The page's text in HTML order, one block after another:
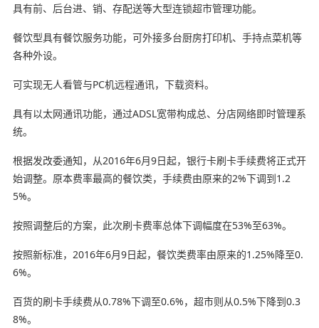
具有前、后台进、销、存配送等大型连锁超市管理功能。
餐饮型具有餐饮服务功能，可外接多台厨房打印机、手持点菜机等
各种外设。
可实现无人看管与PC机远程通讯，下载资料。
具有以太网通讯功能，通过ADSL宽带构成总、分店网络即时管理系
统。
根据发改委通知，从2016年6月9日起，银行卡刷卡手续费将正式开
始调整。原本费率最高的餐饮类，手续费由原来的2%下调到1.2
5%。
按照调整后的方案，此次刷卡费率总体下调幅度在53%至63%。
按照新标准，2016年6月9日起，餐饮类费率由原来的1.25%降至0.
6%。
百货的刷卡手续费从0.78%下调至0.6%，超市则从0.5%下降到0.3
8%。